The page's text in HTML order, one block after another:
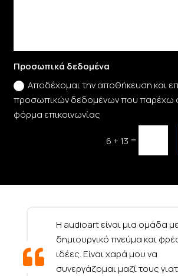
Προσωπικά δεδομένα
Αποδέχομαι την αποθήκευση και
προσωπικών δεδομένων που παρέχω
φόρμα επικοινωνίας
6 + 13 =
Η audioart είναι μια ομάδα με
δημιουργικό πνεύμα και
ιδέες. Είναι χαρά μου να
συνεργάζομαι μαζί τους